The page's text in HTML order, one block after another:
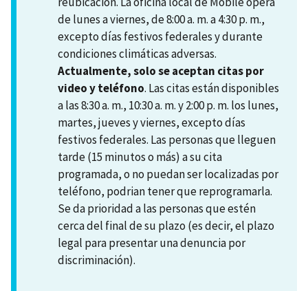
de lunes a viernes, de 8:00 a. m. a 4:30 p. m.,
excepto días festivos federales y durante
condiciones climáticas adversas.
Actualmente, solo se aceptan citas por
video y teléfono. Las citas están disponibles
a las 8:30 a. m., 10:30 a. m. y 2:00 p. m. los lunes,
martes, jueves y viernes, excepto días
festivos federales. Las personas que lleguen
tarde (15 minutos o más) a su cita
programada, o no puedan ser localizadas por
teléfono, podrian tener que reprogramarla.
Se da prioridad a las personas que estén
cerca del final de su plazo (es decir, el plazo
legal para presentar una denuncia por
discriminación).